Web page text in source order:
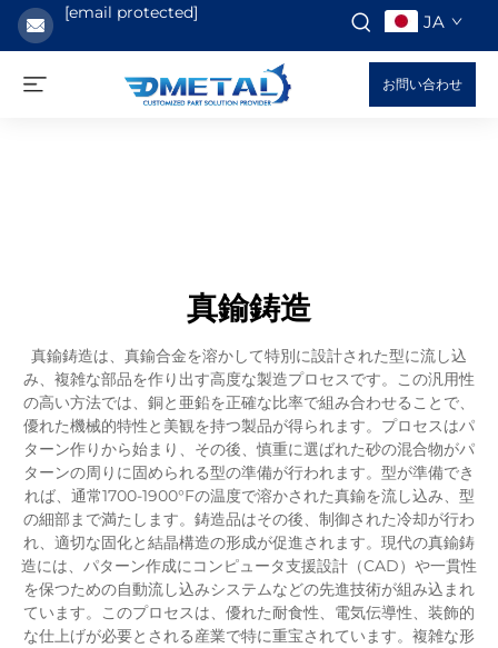
[email protected] JA
お問い合わせ
真鍮鋳造
真鍮鋳造は、真鍮合金を溶かして特別に設計された型に流し込
み、複雑な部品を作り出す高度な製造プロセスです。この汎用性
の高い方法では、銅と亜鉛を正確な比率で組み合わせることで、
優れた機械的特性と美観を持つ製品が得られます。プロセスはパ
ターン作りから始まり、その後、慎重に選ばれた砂の混合物がパ
ターンの周りに固められる型の準備が行われます。型が準備でき
れば、通常1700-1900°Fの温度で溶かされた真鍮を流し込み、型
の細部まで満たします。鋳造品はその後、制御された冷却が行わ
れ、適切な固化と結晶構造の形成が促進されます。現代の真鍮鋳
造には、パターン作成にコンピュータ支援設計（CAD）や一貫性
を保つための自動流し込みシステムなどの先進技術が組み込まれ
ています。このプロセスは、優れた耐食性、電気伝導性、装飾的
な仕上げが必要とされる産業で特に重宝されています。複雑な形